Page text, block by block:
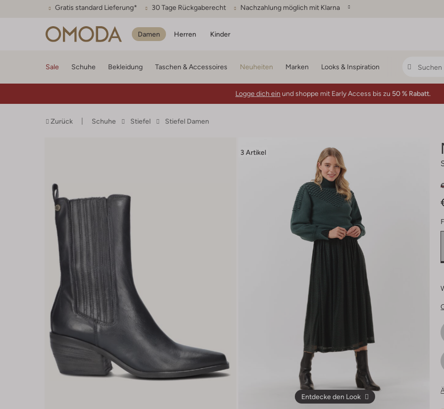
Gratis standard Lieferung* 30 Tage Rückgaberecht Nachzahlung möglich mit Klarna
Damen Herren Kinder
Sale Schuhe Bekleidung Taschen & Accessoires Neuheiten Marken Looks & Inspiration
Logge dich ein und shoppe mit Early Access bis zu 50 % Rabatt.
Zurück Schuhe Stiefel Stiefel Damen
3 Artikel
Entdecke den Look